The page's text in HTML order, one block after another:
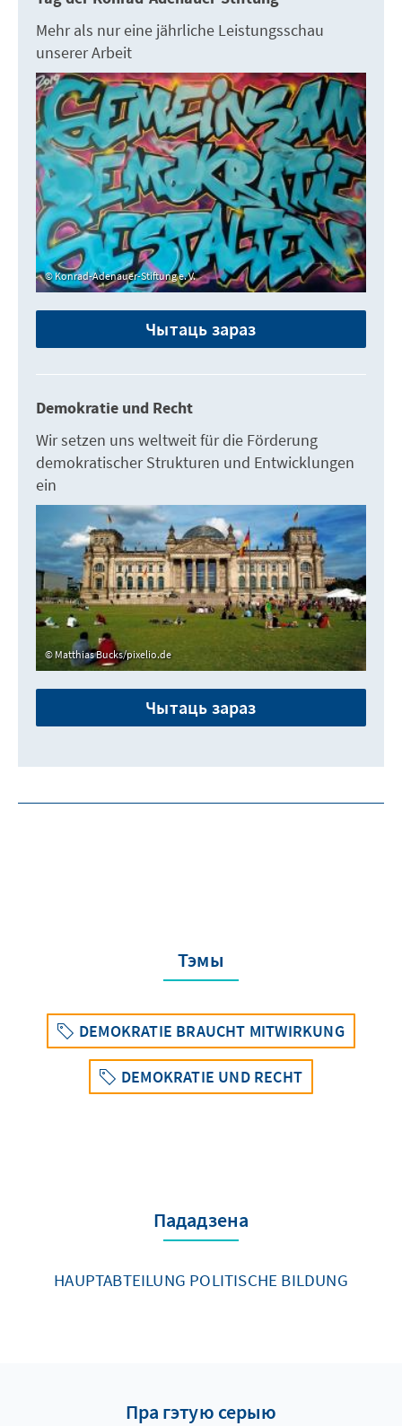
Mehr als nur eine jährliche Leistungsschau
unserer Arbeit
Konrad-Adenauer-Stiftung e. V.
Чытаць зараз
Demokratie und Recht
Wir setzen uns weltweit für die Förderung
demokratischer Strukturen und Entwicklungen
ein
Matthias Bucks/pixelio.de
Чытаць зараз
Тэмы
DEMOKRATIE BRAUCHT MITWIRKUNG
DEMOKRATIE UND RECHT
Пададзена
HAUPTABTEILUNG POLITISCHE BILDUNG
Пра гэтую серыю